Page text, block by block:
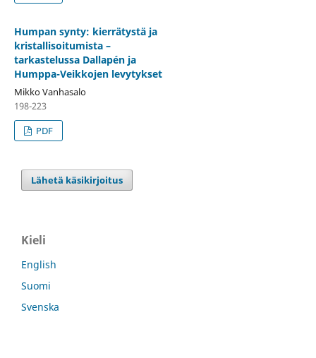
Humpan synty: kierrätystä ja
kristallisoitumista –
tarkastelussa Dallapén ja
Humppa-Veikkojen levytykset
Mikko Vanhasalo
198-223
PDF
Lähetä käsikirjoitus
Kieli
English
Suomi
Svenska